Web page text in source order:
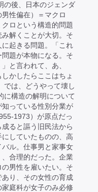
後、日本のジェンダ
性偏在）＝マクロ
ロという構造的問題
解くことが大切。そ
起きる問題。「これ
題が本物になる。そ
と言われて、あ、
かしたらここはちょ
では、どうやって壊し
構造の解明について
っている性別分業が
1973）が原点だっ
ると謳う旧民法から
していたものの、高
ル。仕事男と家事女
合理的だった。企業
男性を雇いたい。そ
り、その女性の育成
庭科が女子のみ必修